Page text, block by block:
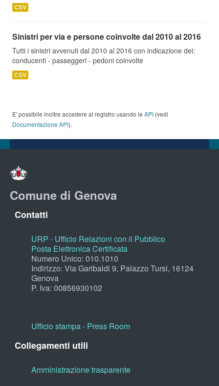
CSV
Sinistri per via e persone coinvolte dal 2010 al 2016
Tutti i sinistri avvenuti dal 2010 al 2016 con indicazione dei:
conducenti - passeggeri - pedoni coinvolte
CSV
E' possibile inoltre accedere al registro usando le API (vedi
Documentazione API).
Comune di Genova
Contatti
URP - Ufficio Relazioni con il Pubblico
Posta Elettronica Certificata
Numero Unico: 010.1010
Indirizzo: Via Garibaldi 9, Palazzo Tursi, 16124
Genova
P. Iva: 00856930102
Ufficio stampa - Press Room
Collegamenti utili
Amministrazione trasparente